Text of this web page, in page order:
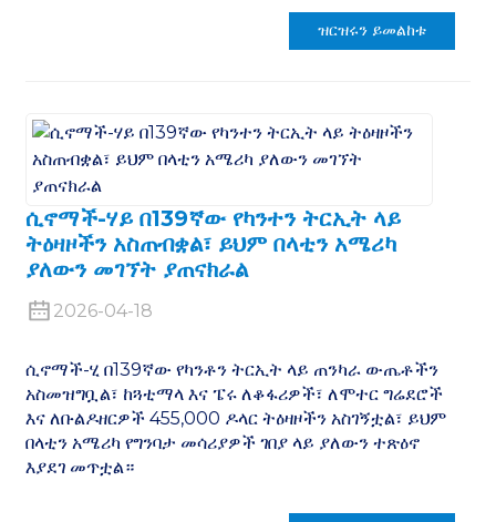
ዝርዝሩን ይመልከቱ
ሲኖማች-ሃይ በ139ኛው የካንተን ትርኢት ላይ
ትዕዛዞችን አስጠብቋል፣ ይህም በላቲን አሜሪካ
ያለውን መገኘት ያጠናክራል
2026-04-18
ሲኖማች-ሂ በ139ኛው የካንቶን ትርኢት ላይ ጠንካራ ውጤቶችን
አስመዝግቧል፣ ከጓቲማላ እና ፔሩ ለቆፋሪዎች፣ ለሞተር ግሬደሮች
እና ለቡልዶዘርዎች 455,000 ዶላር ትዕዛዞችን አስገኝቷል፣ ይህም
በላቲን አሜሪካ የግንባታ መሳሪያዎች ገበያ ላይ ያለውን ተጽዕኖ
እያደገ መጥቷል።